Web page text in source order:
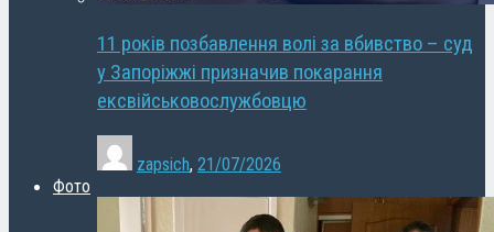
11 років позбавлення волі за вбивство – суд
у Запоріжжі призначив покарання
ексвійськовослужбовцю
zapsich, 21/07/2026
Фото